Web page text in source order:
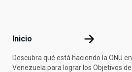
Inicio Inicio
Descubra qué está haciendo la ONU en
Venezuela para lograr los Objetivos de